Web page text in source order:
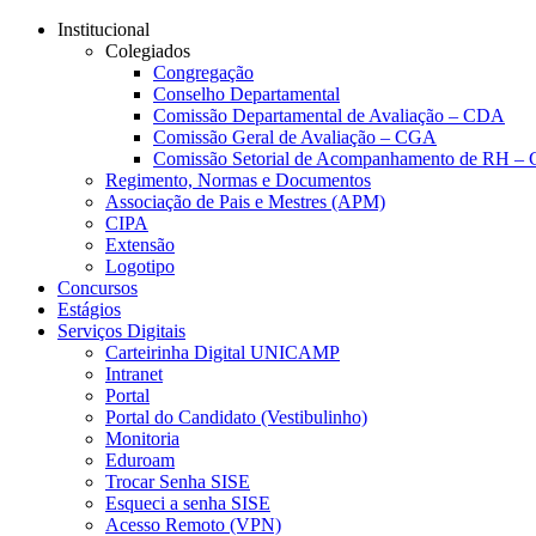
Conteúdo principal
Institucional
Colegiados
Congregação
Conselho Departamental
Comissão Departamental de Avaliação – CDA
Comissão Geral de Avaliação – CGA
Comissão Setorial de Acompanhamento de RH –
Regimento, Normas e Documentos
Associação de Pais e Mestres (APM)
CIPA
Extensão
Logotipo
Concursos
Estágios
Serviços Digitais
Carteirinha Digital UNICAMP
Intranet
Portal
Portal do Candidato (Vestibulinho)
Monitoria
Eduroam
Trocar Senha SISE
Esqueci a senha SISE
Acesso Remoto (VPN)